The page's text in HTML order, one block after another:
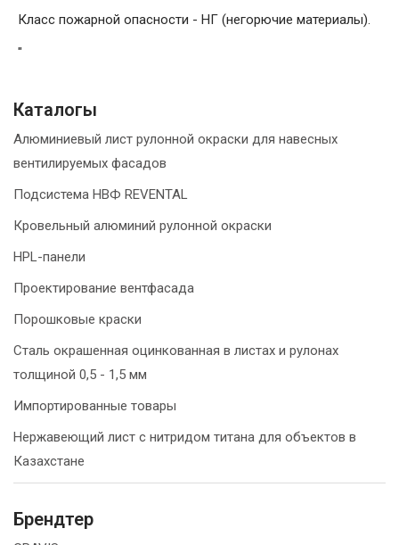
Класс пожарной опасности - НГ (негорючие материалы).
"
Каталогы
Алюминиевый лист рулонной окраски для навесных
вентилируемых фасадов
Подсистема НВФ REVENTAL
Кровельный алюминий рулонной окраски
HPL-панели
Проектирование вентфасада
Порошковые краски
Сталь окрашенная оцинкованная в листах и рулонах
толщиной 0,5 - 1,5 мм
Импортированные товары
Нержавеющий лист с нитридом титана для объектов в
Казахстане
Брендтер